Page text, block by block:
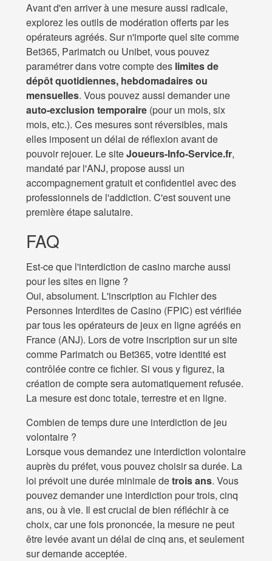
Avant d'en arriver à une mesure aussi radicale,
explorez les outils de modération offerts par les
opérateurs agréés. Sur n'importe quel site comme
Bet365, Parimatch ou Unibet, vous pouvez
paramétrer dans votre compte des limites de
dépôt quotidiennes, hebdomadaires ou
mensuelles. Vous pouvez aussi demander une
auto-exclusion temporaire(pour un mois, six
mois, etc.). Ces mesures sont réversibles, mais
elles imposent un délai de réflexion avant de
pouvoir rejouer. Le siteJoueurs-Info-Service.fr,
mandaté par l'ANJ, propose aussi un
accompagnement gratuit et confidentiel avec des
professionnels de l'addiction. C'est souvent une
première étape salutaire.
FAQ
Est-ce que l'interdiction de casino marche aussi
pour les sites en ligne ?
Oui, absolument. L'inscription au Fichier des
Personnes Interdites de Casino (FPIC) est vérifiée
par tous les opérateurs de jeux en ligne agréés en
France (ANJ). Lors de votre inscription sur un site
comme Parimatch ou Bet365, votre identité est
contrôlée contre ce fichier. Si vous y figurez, la
création de compte sera automatiquement refusée.
La mesure est donc totale, terrestre et en ligne.
Combien de temps dure une interdiction de jeu
volontaire ?
Lorsque vous demandez une interdiction volontaire
auprès du préfet, vous pouvez choisir sa durée. La
loi prévoit une durée minimale detrois ans. Vous
pouvez demander une interdiction pour trois, cinq
ans, ou à vie. Il est crucial de bien réfléchir à ce
choix, car une fois prononcée, la mesure ne peut
être levée avant un délai de cinq ans, et seulement
sur demande acceptée.